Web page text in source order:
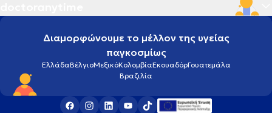
Διαμορφώνουμε το μέλλον της υγείας
παγκοσμίως
ΕλλάδαΒέλγιοΜεξικόΚολομβίαΕκουαδόρΓουατεμάλα
Βραζιλία